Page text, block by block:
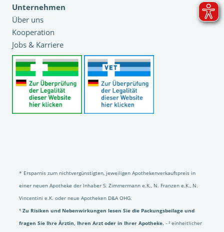
Unternehmen
Über uns
Kooperation
Jobs & Karriere
* Ersparnis zum nichtvergünstigten, jeweiligen Apothekenverkaufspreis in
einer neuen Apotheke der Inhaber S. Zimmermann e.K., N. Franzen e.K., N.
Vincentini e.K. oder neue Apotheken D&A OHG.
¹ Zu Risiken und Nebenwirkungen lesen Sie die Packungsbeilage und
fragen Sie Ihre Ärztin, Ihren Arzt oder in Ihrer Apotheke. - ² einheitlicher